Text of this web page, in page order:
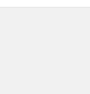
をこれから学んでみようと思っ